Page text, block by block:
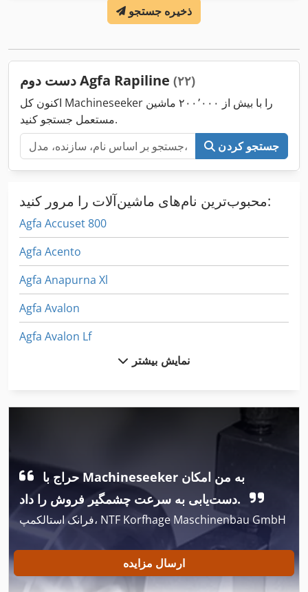
ذخیره جستجو
دست دوم Agfa Rapiline (۲۲)
اکنون کل Machineseeker را با بیش از ۲۰۰٬۰۰۰ ماشین
مستعمل جستجو کنید.
جستجو کردن
محبوب‌ترین نام‌های ماشین‌آلات را مرور کنید:
Agfa Accuset 800
Agfa Acento
Agfa Anapurna Xl
Agfa Avalon
Agfa Avalon Lf
Foliant 520
Gallus Em 280
Gallus R 160
نمایش بیشتر
دست‌یابی به سرعت چشمگیر فروش را داد.
فرانک استالکمپ، NTF Korfhage Maschinenbau GmbH
ارسال مزایده